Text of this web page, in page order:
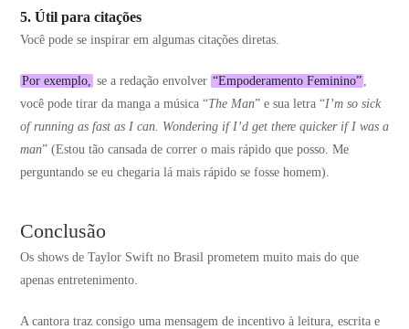
5. Útil para citações
Você pode se inspirar em algumas citações diretas.
Por exemplo, se a redação envolver “Empoderamento Feminino” ,
você pode tirar da manga a música “The Man” e sua letra “I’m so sick
of running as fast as I can. Wondering if I’d get there quicker if I was a
man” (Estou tão cansada de correr o mais rápido que posso. Me
perguntando se eu chegaria lá mais rápido se fosse homem).
Conclusão
Os shows de Taylor Swift no Brasil prometem muito mais do que
apenas entretenimento.
A cantora traz consigo uma mensagem de incentivo à leitura, escrita e